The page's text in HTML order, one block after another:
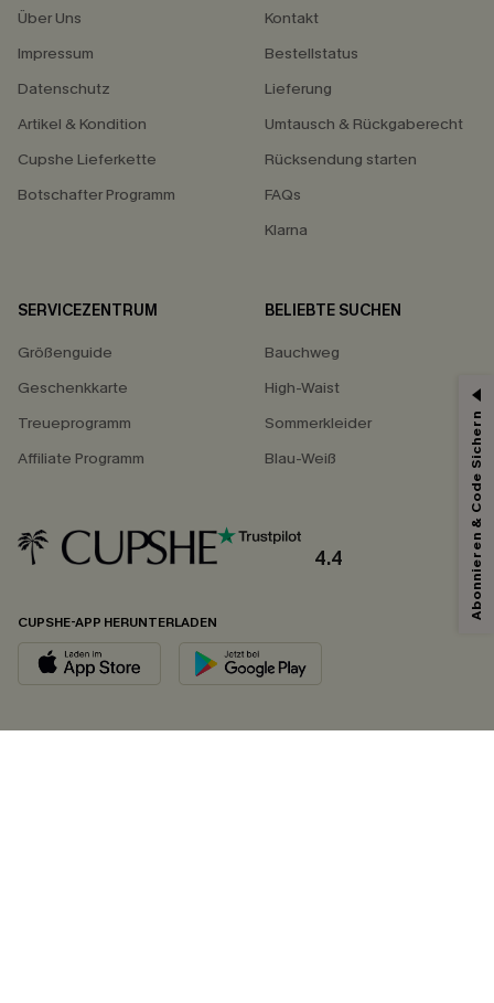
Über Uns
Impressum
Datenschutz
Artikel & Kondition
Cupshe Lieferkette
Botschafter Programm
Kontakt
Bestellstatus
Lieferung
Umtausch & Rückgaberecht
Rücksendung starten
FAQs
Klarna
SERVICEZENTRUM
Größenguide
Geschenkkarte
Treueprogramm
Affiliate Programm
BELIEBTE SUCHEN
Bauchweg
High-Waist
Sommerkleider
Blau-Weiß
4.4
CUPSHE-APP HERUNTERLADEN
Abonnieren & Code Sichern